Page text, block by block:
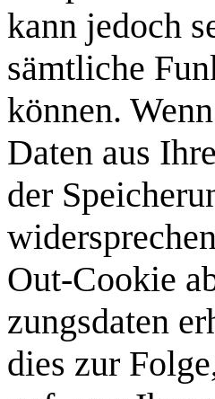
kann jedoch
sämtliche
können.
Daten aus
der
Out-Cookie
zungs­da­ten
dies zur